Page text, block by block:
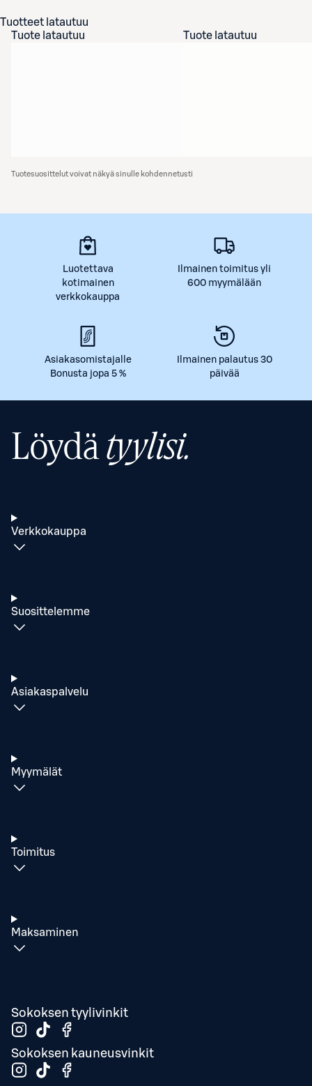
Tuotteet latautuu
Tuote latautuu
Tuote latautuu
Tuotesuosittelut voivat näkyä sinulle kohdennetusti
Luotettava
kotimainen
verkkokauppa
Ilmainen toimitus yli
600 myymälään
Asiakasomistajalle
Bonusta jopa 5 %
Ilmainen palautus 30
päivää
Löydätyylisi.
Verkkokauppa
Suosittelemme
Asiakaspalvelu
Myymälät
Toimitus
Maksaminen
Sokoksen tyylivinkit
Sokoksen kauneusvinkit